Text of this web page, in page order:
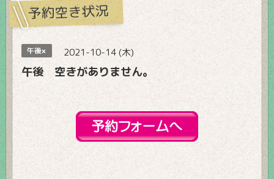
予約空き状況
午後× 2021-10-14 (木)
午後 空きがありません。